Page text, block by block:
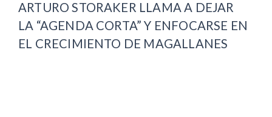
ARTURO STORAKER LLAMA A DEJAR
LA “AGENDA CORTA” Y ENFOCARSE EN
EL CRECIMIENTO DE MAGALLANES